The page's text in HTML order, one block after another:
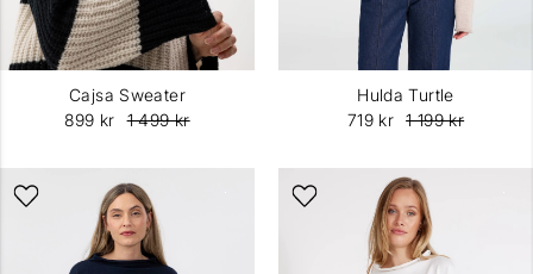
Cajsa Sweater
899 kr
1 499 kr
Hulda Turtle
719 kr 1 199 kr